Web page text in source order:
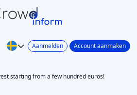
Aanmelden Account aanmaken
starting from a few hundred euros!